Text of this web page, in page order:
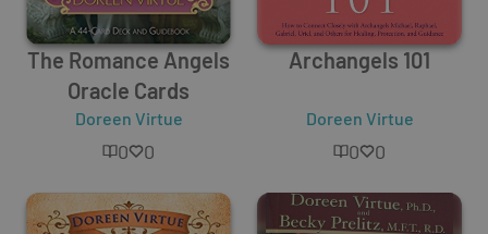
The Romance Angels
Oracle Cards
Doreen Virtue
0 0
Archangels 101
Doreen Virtue
0 0